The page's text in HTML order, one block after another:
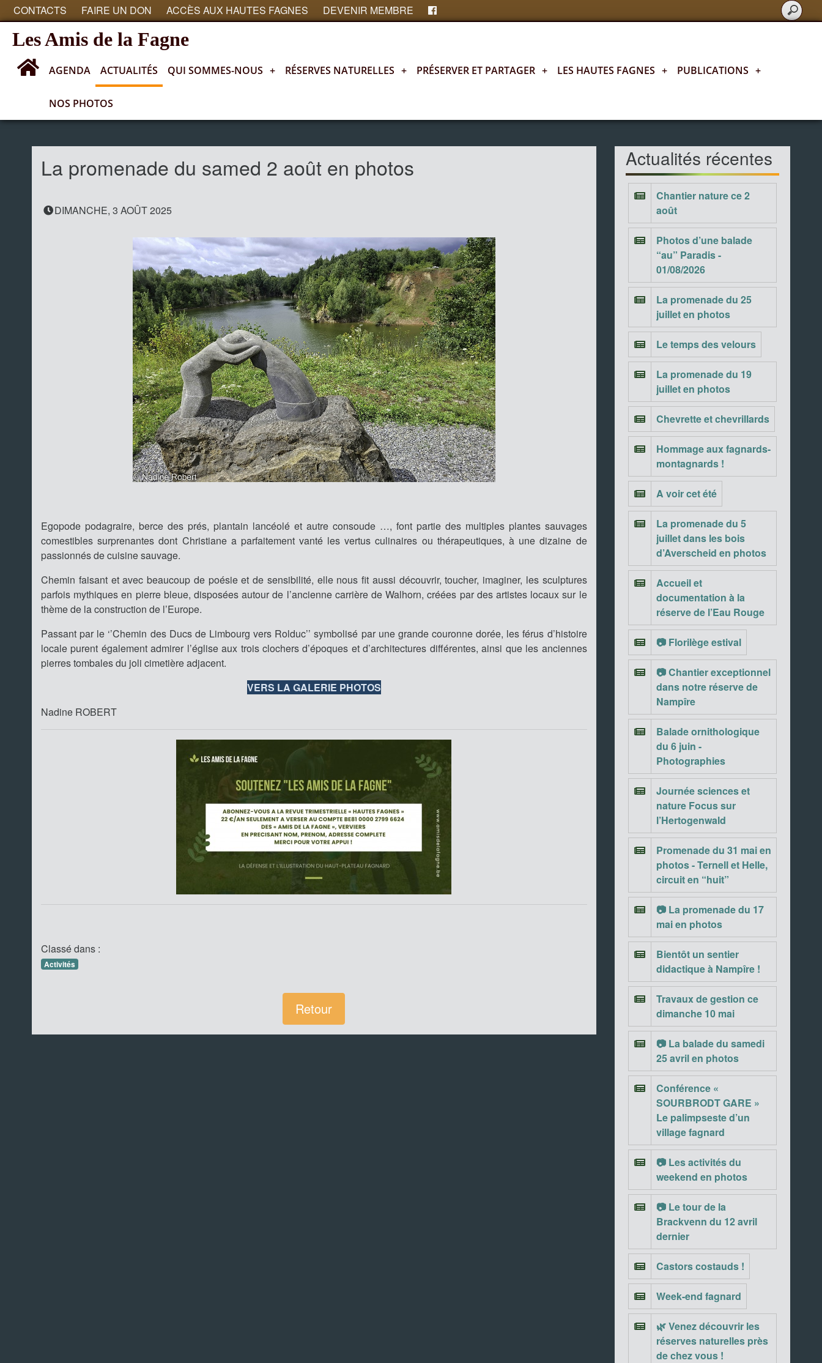
CONTACTS FAIRE UN DON ACCÈS AUX HAUTES FAGNES DEVENIR MEMBRE
Les Amis de la Fagne
AGENDA ACTUALITÉS QUI SOMMES-NOUS + RÉSERVES NATURELLES + PRÉSERVER ET PARTAGER + LES HAUTES FAGNES + PUBLICATIONS +
NOS PHOTOS
Actualités
La promenade du samed 2 août en photos
DIMANCHE, 3 AOÛT 2025
Egopode podagraire, berce des prés, plantain lancéolé et autre consoude …, font partie des multiples plantes sauvages
comestibles surprenantes dont Christiane a parfaitement vanté les vertus culinaires ou thérapeutiques, à une dizaine de
passionnés de cuisine sauvage.
Chemin faisant et avec beaucoup de poésie et de sensibilité, elle nous fit aussi découvrir, toucher, imaginer, les sculptures
parfois mythiques en pierre bleue, disposées autour de l’ancienne carrière de Walhorn, créées par des artistes locaux sur le
thème de la construction de l’Europe.
Passant par le ‘’Chemin des Ducs de Limbourg vers Rolduc’’ symbolisé par une grande couronne dorée, les férus d’histoire
locale purent également admirer l’église aux trois clochers d’époques et d’architectures différentes, ainsi que les anciennes
pierres tombales du joli cimetière adjacent.
VERS LA GALERIE PHOTOS
Nadine ROBERT
Classé dans :
Activités
Retour
Actualités récentes
Chantier nature ce 2
août
Photos d’une balade
“au” Paradis -
01/08/2026
La promenade du 25
juillet en photos
Le temps des velours
La promenade du 19
juillet en photos
Chevrette et chevrillards
Hommage aux fagnards-
montagnards !
A voir cet été
La promenade du 5
juillet dans les bois
d’Averscheid en photos
Accueil et
documentation à la
réserve de l’Eau Rouge
📷 Florilège estival
📷 Chantier exceptionnel
dans notre réserve de
Nampîre
Balade ornithologique
du 6 juin -
Photographies
Journée sciences et
nature Focus sur
l’Hertogenwald
Promenade du 31 mai en
photos - Ternell et Helle,
circuit en “huit”
📷 La promenade du 17
mai en photos
Bientôt un sentier
didactique à Nampîre !
Travaux de gestion ce
dimanche 10 mai
📷 La balade du samedi
25 avril en photos
Conférence «
SOURBRODT GARE »
Le palimpseste d’un
village fagnard
📷 Les activités du
weekend en photos
📷 Le tour de la
Brackvenn du 12 avril
dernier
Castors costauds !
Week-end fagnard
🌿 Venez découvrir les
réserves naturelles près
de chez vous !